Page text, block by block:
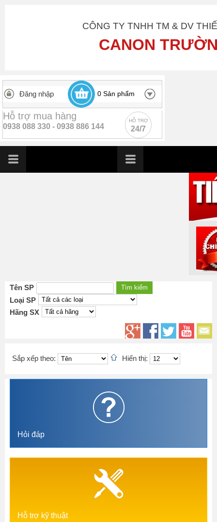
CÔNG TY TNHH TM & DV
CANON
Đăng nhập 0 Sản phẩm
Hỗ trợ mua hàng
0938 088 330 - 0938 886 144
HỖ TRỢ
24/7
Tên SP
Loại SP
Hãng SX
Sắp xếp theo: Hiển thị:
Hỏi đáp
Hỗ trợ kỹ thuật